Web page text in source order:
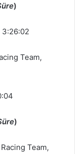
)
3:26:02
Team,
)
Team,